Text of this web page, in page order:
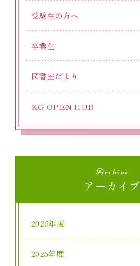
受験生の方へ
卒業生
図書室だより
KG OPEN HUB
Archive
アーカイブ
2026年度
2025年度